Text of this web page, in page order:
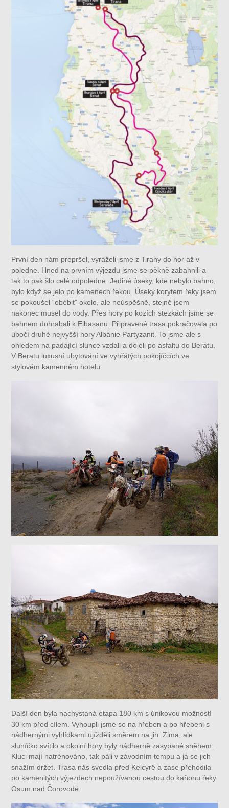
První den nám propršel, vyráželi jsme z Tirany do hor až v
poledne. Hned na prvním výjezdu jsme se pěkně zabahnili a
tak to pak šlo celé odpoledne. Jediné úseky, kde nebylo bahno,
bylo když se jelo po kamenech řekou. Úseky korytem řeky jsem
se pokoušel “obébit” okolo, ale neúspěšně, stejně jsem
nakonec musel do vody. Přes hory po kozích stezkách jsme se
bahnem dohrabali k Elbasanu. Připravené trasa pokračovala po
úbočí druhé nejvyšší hory Albánie Partyzanit. To jsme ale s
ohledem na padající slunce vzdali a dojeli po asfaltu do Beratu.
V Beratu luxusní ubytování ve vyhřátých pokojíčcích ve
stylovém kamenném hotelu.
Další den byla nachystaná etapa 180 km s únikovou možností
30 km před cílem. Vyhoupli jsme se na hřeben a po hřebeni s
nádhernými vyhlídkami ujížděli směrem na jih. Zima, ale
sluníčko svítilo a okolní hory byly nádherně zasypané sněhem.
Kluci mají natrénováno, tak páli v závodním tempu a já se jich
snažím držet. Trasa nás svedla před Kelcyrë a zase přehodila
po kamenitých výjezdech nepoužívanou cestou do kaňonu řeky
Osum nad Čorovodë.